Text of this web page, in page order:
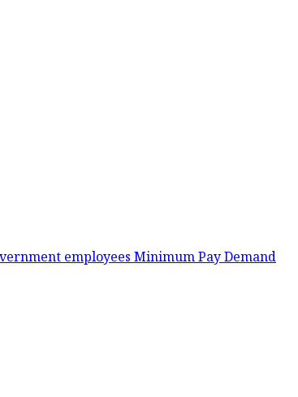
employeesMinimum Pay Demand